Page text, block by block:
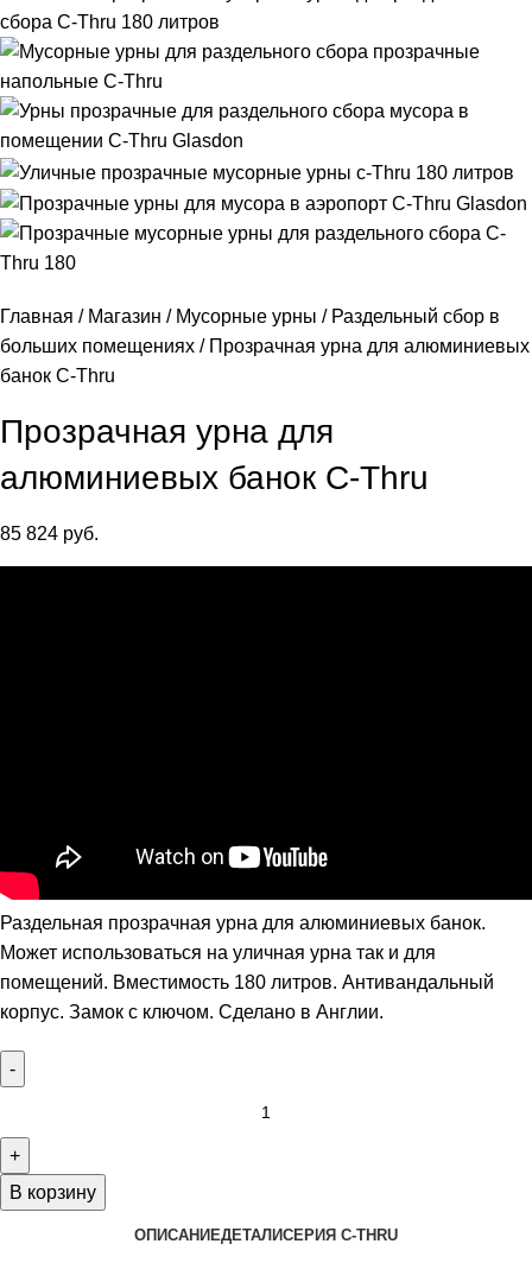
Главная Магазин Мусорные урны
Раздельный сбор в
больших помещениях
Прозрачная урна для алюминиевых
банок C-Thru
Прозрачная урна для
алюминиевых банок C-Thru
85 824 руб.
Раздельная прозрачная урна для алюминиевых банок.
Может использоваться на уличная урна так и для
помещений. Вместимость 180 литров. Антивандальный
корпус. Замок с ключом. Сделано в Англии.
В корзину
ОПИСАНИЕДЕТАЛИСЕРИЯ C-THRU